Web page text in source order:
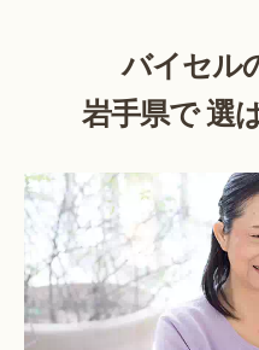
バイセル
岩手県で 選